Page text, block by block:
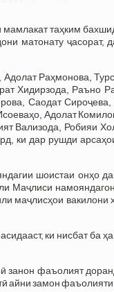
таҳким
матонату ҷасорат,
Раҳмонова,
Хидирзода, Раъно
Саодат
Адолат
Вализода, Робияи
ки дар рушди
шоистаи онҳо
Маҷлиси
маҷлисҳои вакилони
ки нисбат ба
занон фаъолият
айни замон